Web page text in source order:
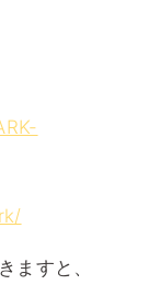
ますと、